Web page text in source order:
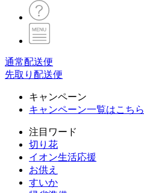
通常配送便
先取り配送便
キャンペーン
キャンペーン一覧はこちら
注目ワード
切り花
イオン生活応援
お供え
すいか